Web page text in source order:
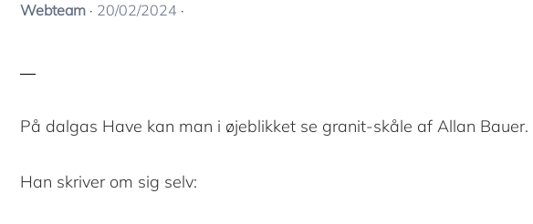
Webteam · 20/02/2024 ·
På dalgas Have kan man i øjeblikket se granit-skåle af Allan Bauer.
Han skriver om sig selv: